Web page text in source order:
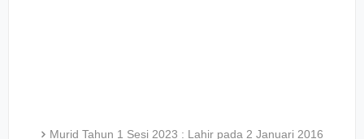
Murid Tahun 1 Sesi 2023 : Lahir pada 2 Januari 2016